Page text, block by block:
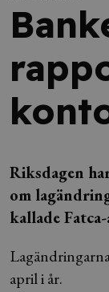
Riksdagen
om
kallade
april i år.